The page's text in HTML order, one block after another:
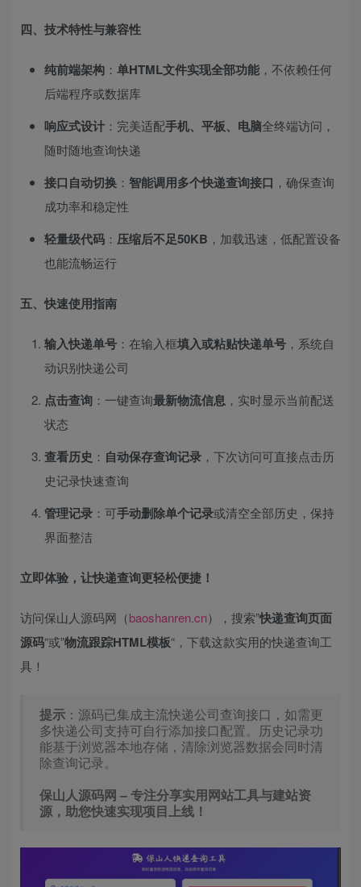
四、技术特性与兼容性
纯前端架构 ： 单HTML文件实现全部功能 ，不依赖任何
后端程序或数据库
响应式设计 ：完美适配手机、平板、电脑全终端访问，
随时随地查询快递
接口自动切换 ： 智能调用多个快递查询接口 ，确保查询
成功率和稳定性
轻量级代码 ： 压缩后不足50KB ，加载迅速，低配置设备
也能流畅运行
五、快速使用指南
输入快递单号 ：在输入框填入或粘贴快递单号 ，系统自
动识别快递公司
点击查询 ：一键查询最新物流信息 ，实时显示当前配送
状态
查看历史 ： 自动保存查询记录 ，下次访问可直接点击历
史记录快速查询
管理记录 ：可手动删除单个记录或清空全部历史，保持
界面整洁
立即体验，让快递查询更轻松便捷！
访问保山人源码网（baoshanren.cn），搜索”快递查询页面
源码“或”物流跟踪HTML模板“，下载这款实用的快递查询工
具！
提示 ：源码已集成主流快递公司查询接口，如需更
多快递公司支持可自行添加接口配置。历史记录功
能基于浏览器本地存储，清除浏览器数据会同时清
除查询记录。
保山人源码网 – 专注分享实用网站工具与建站资
源，助您快速实现项目上线！